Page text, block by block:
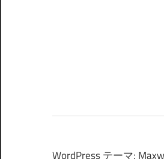
WordPress テーマ: